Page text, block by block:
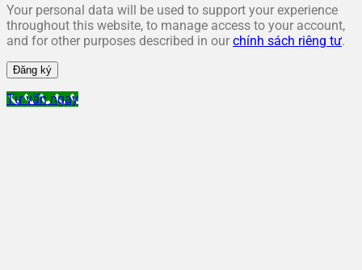
Your personal data will be used to support your experience
throughout this website, to manage access to your account,
and for other purposes described in our chính sách riêng tư.
Đăng ký
Tư vấn ngay